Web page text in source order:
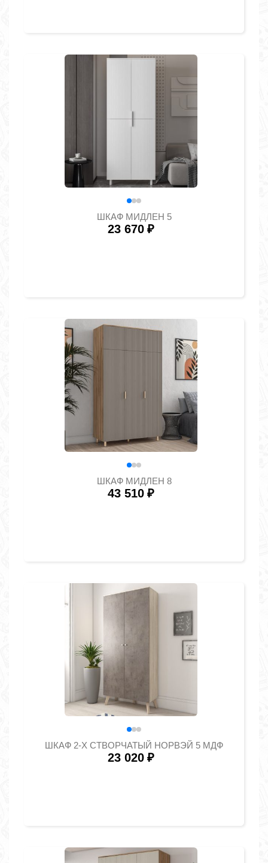
ШКАФ МИДЛЕН 5
23 670 ₽
ШКАФ МИДЛЕН 8
43 510 ₽
ШКАФ 2-Х СТВОРЧАТЫЙ НОРВЭЙ 5 МДФ
23 020 ₽